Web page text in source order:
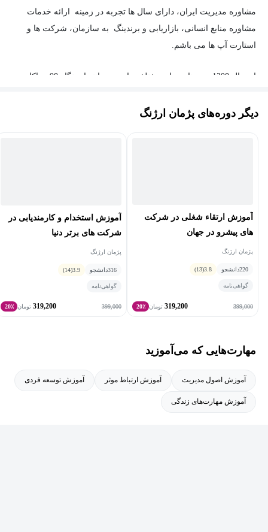
مشاوره مدیریت ایران، دارای سال ها تجربه در زمینه ارائه خدمات
مشاوره منابع انسانی، بازاریابی و برندینگ به سازمان، شرکت ها و
استارت آپ ها می باشم.
از سال 1398 در برنامه های مختلف رادیویی مانند ایستگاه 98 و پاکار به
سعی در انتقال تجربه به دوستداران این مسیر بوده ام.
دیگر دوره‌های پژمان ارژنگ
آموزش ارتقاء شغلی در شرکت
های پیشرو در جهان
پژمان ارژنگ
220دانشجو 3.8
(13)
گواهی‌نامه
399,000
319,200 تومان 20٪
آموزش استخدام و کارمندیابی در
شرکت های برتر دنیا
پژمان ارژنگ
316دانشجو 3.9
(14)
گواهی‌نامه
399,000
319,200 تومان 20٪
مهارت‌هایی که می‌آموزید
آموزش اصول مدیریت آموزش ارتباط موثر آموزش توسعه فردی
آموزش مهارت‌های زندگی